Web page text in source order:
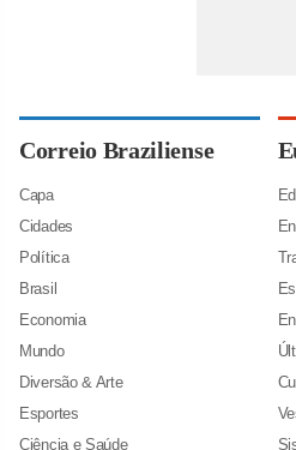
Correio Braziliense
Capa
Cidades
Política
Brasil
Economia
Mundo
Diversão & Arte
Esportes
Ciência e Saúde